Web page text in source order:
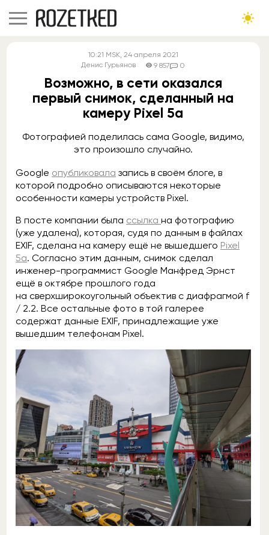
10:21 MSK, 24 апреля 2021
Денис Гурьянов
9 857 0
Возможно, в сети оказался
первый снимок, сделанный на
камеру Pixel 5a
Фотографией поделилась сама Google, видимо,
это произошло случайно.
Google опубликовала запись в своём блоге, в
которой подробно описываются некоторые
особенности камеры устройств Pixel.
В посте компании была ссылка на фотографию
(уже удалена), которая, судя по данным в файлах
EXIF, сделана на камеру ещё не вышедшего Pixel
5a. Согласно этим данным, снимок сделал
инженер-программист Google Манфред Эрнст
ещё в октябре прошлого года
на сверхширокоугольный объектив с диафрагмой f
/ 2.2. Все остальные фото в той галерее
содержат данные EXIF, принадлежащие уже
вышедшим телефонам Pixel.